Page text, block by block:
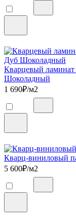
Кварцевый ламинат
Шоколадный
1 690₽/м2
Кварц-виниловый
5 600₽/м2